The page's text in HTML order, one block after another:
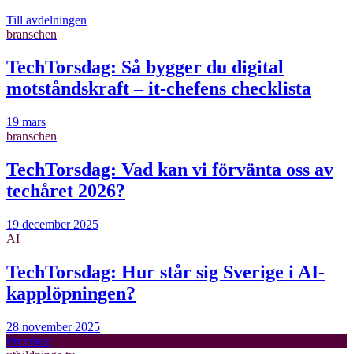
Till avdelningen
branschen
TechTorsdag: Så bygger du digital
motståndskraft – it-chefens checklista
19 mars
branschen
TechTorsdag: Vad kan vi förvänta oss av
techåret 2026?
19 december 2025
AI
TechTorsdag: Hur står sig Sverige i AI-
kapplöpningen?
28 november 2025
Premium